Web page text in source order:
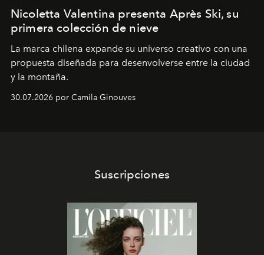
Nicoletta Valentina presenta Après Ski, su
primera colección de nieve
La marca chilena expande su universo creativo con una
propuesta diseñada para desenvolverse entre la ciudad
y la montaña.
30.07.2026 por Camila Ginouves
Suscripciones